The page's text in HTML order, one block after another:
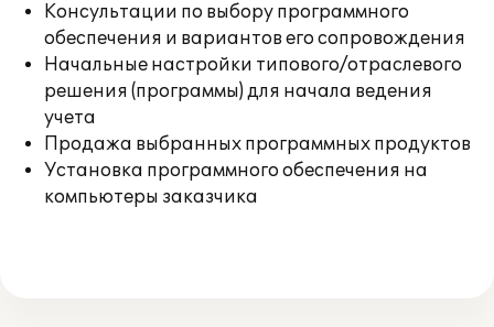
Консультации по выбору программного
обеспечения и вариантов его сопровождения
Начальные настройки типового/отраслевого
решения (программы) для начала ведения
учета
Продажа выбранных программных продуктов
Установка программного обеспечения на
компьютеры заказчика